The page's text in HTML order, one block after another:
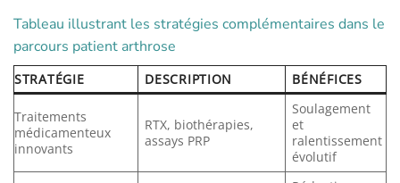
Tableau illustrant les stratégies complémentaires dans le
parcours patient arthrose
STRATÉGIE DESCRIPTION BÉNÉFICES
Traitements
médicamenteux
innovants
RTX, biothérapies,
assays PRP
Soulagement
et
ralentissement
évolutif